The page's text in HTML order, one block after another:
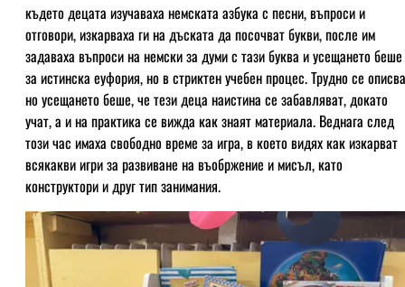
където децата изучаваха немската азбука с песни, въпроси и
отговори, изкарваха ги на дъската да посочват букви, после им
задаваха въпроси на немски за думи с тази буква и усещането беше
за истинска еуфория, но в стриктен учебен процес. Трудно се
но усещането беше, че тези деца наистина се забавляват, докато
учат, а и на практика се вижда как знаят материала. Веднага след
този час имаха свободно време за игра, в което видях как изкарват
всякакви игри за развиване на въобржение и мисъл, като
конструктори и друг тип занимания.